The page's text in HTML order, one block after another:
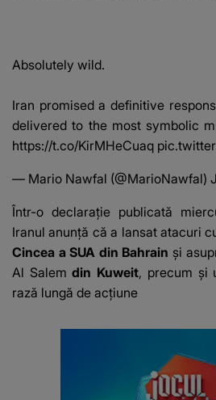
Absolutely wild.
Iran promised a definitive
delivered to the most symbolic
https://t.co/KirMHeCuaq
— Mario Nawfal (@MarioNawfal)
Într-o declarație publicată
Iranul anunță că a lansat atacuri
Cincea a SUA din Bahrain și
Al Salemdin Kuweit, precum și
rază lungă de acțiune